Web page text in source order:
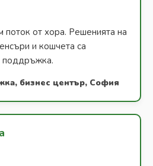
поток от хора. Решенията на
и кошчета са
поддръжка.
бизнес център, София